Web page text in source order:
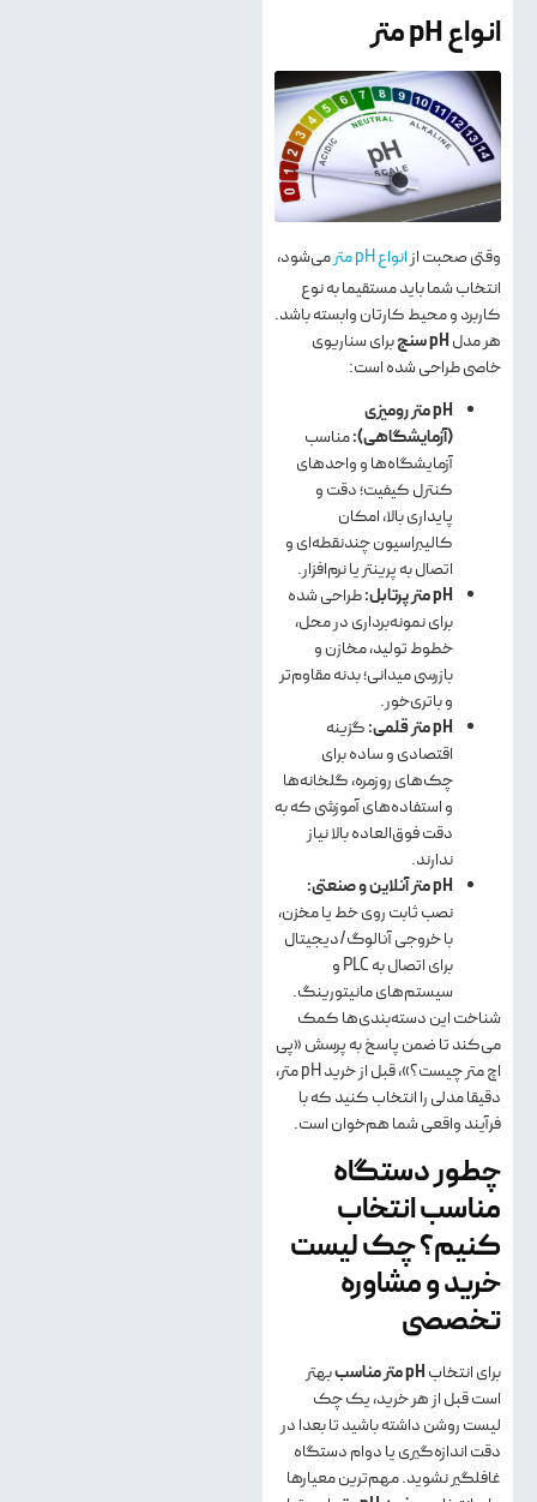
انواع pH متر
وقتی صحبت از انواع pH متر
می‌شود،
انتخاب شما باید مستقیما به نوع
کاربرد و محیط کارتان وابسته باشد.
هر مدلpHسنجبرای سناریوی
خاصی طراحی شده است:
pHمتر رومیزی
(آزمایشگاهی):مناسب
آزمایشگاه‌ها و واحدهای
کنترل کیفیت؛ دقت و
پایداری بالا، امکان
کالیبراسیون چندنقطه‌ای و
اتصال به پرینتر یا نرم‌افزار.
pHمتر پرتابل:طراحی شده
برای نمونه‌برداری در محل،
خطوط تولید، مخازن و
بازرسی میدانی؛ بدنه مقاوم‌تر
و باتری‌خور.
pHمتر قلمی:گزینه
اقتصادی و ساده برای
چک‌های روزمره، گلخانه‌ها
و استفاده‌های آموزشی که به
دقت فوق‌العاده بالا نیاز
ندارند.
pHمتر آنلاین و صنعتی:
نصب ثابت روی خط یا مخزن،
با خروجی آنالوگ/دیجیتال
برای اتصال به PLC و
سیستم‌های مانیتورینگ.
شناخت این دسته‌بندی‌ها کمک
می‌کند تا ضمن پاسخ به پرسش «پی
اچ متر چیست؟»، قبل از خرید pH متر،
دقیقا مدلی را انتخاب کنید که با
فرآیند واقعی شما هم‌خوان است.
چطور دستگاه
مناسب انتخاب
کنیم؟ چک لیست
خرید و مشاوره
تخصصی
برای انتخابpHمتر مناسببهتر
است قبل از هر خرید، یک چک‌
لیست روشن داشته باشید تا بعدا در
دقت اندازه‌گیری یا دوام دستگاه
غافلگیر نشوید. مهم‌ترین معیارها